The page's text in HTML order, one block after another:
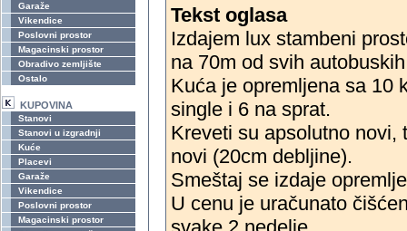
Garaže
Vikendice
Poslovni prostor
Magacinski prostor
Obradivo zemljište
Ostalo
KUPOVINA
Stanovi
Stanovi u izgradnji
Kuće
Placevi
Garaže
Vikendice
Poslovni prostor
Magacinski prostor
Tekst oglasa
Izdajem lux stambeni
na 70m od svih
Kuća je opremljena sa 10
single i 6 na sprat.
Kreveti su apsolutno novi,
novi (20cm debljine).
Smeštaj se izdaje
U cenu je uračunato